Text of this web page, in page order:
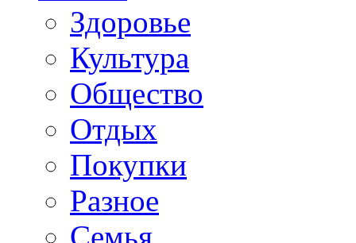
Здоровье
Культура
Общество
Отдых
Покупки
Разное